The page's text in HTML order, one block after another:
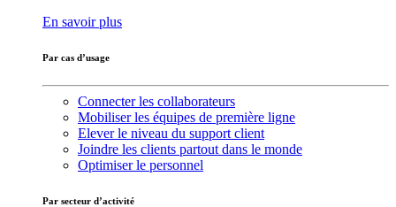
En savoir plus
Par cas d’usage
Connecter les collaborateurs
Mobiliser les équipes de première ligne
Elever le niveau du support client
Joindre les clients partout dans le monde
Optimiser le personnel
Par secteur d’activité